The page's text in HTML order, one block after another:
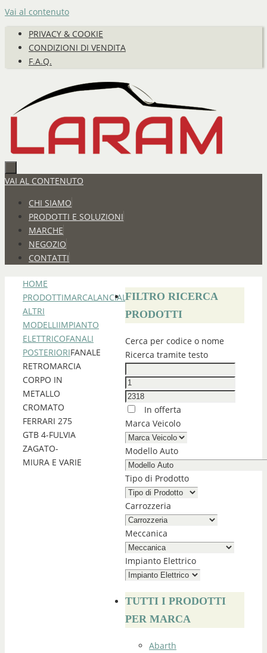
Vai al contenuto
PRIVACY & COOKIE
CONDIZIONI DI VENDITA
F.A.Q.
VAI AL CONTENUTO
CHI SIAMO
PRODOTTI E SOLUZIONI
MARCHE
NEGOZIO
CONTATTI
HOME
PRODOTTIMARCALANCIALANCIA
ALTRI
MODELLIIMPIANTO
ELETTRICOFANALI
POSTERIORIFANALE
RETROMARCIA
CORPO IN
METALLO
CROMATO
FERRARI 275
GTB 4-FULVIA
ZAGATO-
MIURA E VARIE
FILTRO RICERCA
PRODOTTI
Cerca per codice o nome
Ricerca tramite testo
In offerta
Marca Veicolo
Modello Auto
Tipo di Prodotto
Carrozzeria
Meccanica
Impianto Elettrico
TUTTI I PRODOTTI
PER MARCA
Abarth